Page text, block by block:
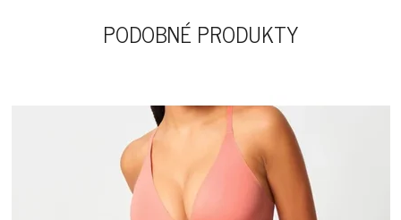
PODOBNÉ PRODUKTY